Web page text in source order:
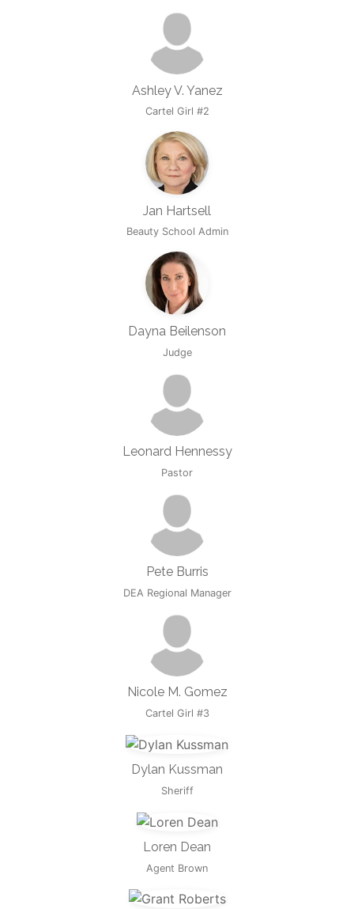
Ashley V. Yanez
Cartel Girl #2
Jan Hartsell
Beauty School Admin
Dayna Beilenson
Judge
Leonard Hennessy
Pastor
Pete Burris
DEA Regional Manager
Nicole M. Gomez
Cartel Girl #3
Dylan Kussman
Sheriff
Loren Dean
Agent Brown